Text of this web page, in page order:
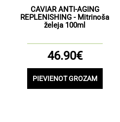
CAVIAR ANTI-AGING
REPLENISHING - Mitrinoša
želeja 100ml
46.90€
PIEVIENOT GROZAM